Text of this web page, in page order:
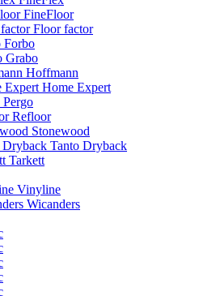
FineFloor
Floor factor
Forbo
Grabo
Hoffmann
Home Expert
Pergo
Refloor
Stonewood
Tanto Dryback
Tarkett
Vinyline
Wicanders